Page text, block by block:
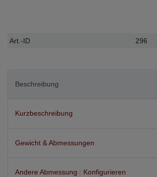
Technisches
Wert
Art.-ID 296
Beschreibung
Kurzbeschreibung
Gewicht & Abmessungen
Andere Abmessung : Konfigurieren